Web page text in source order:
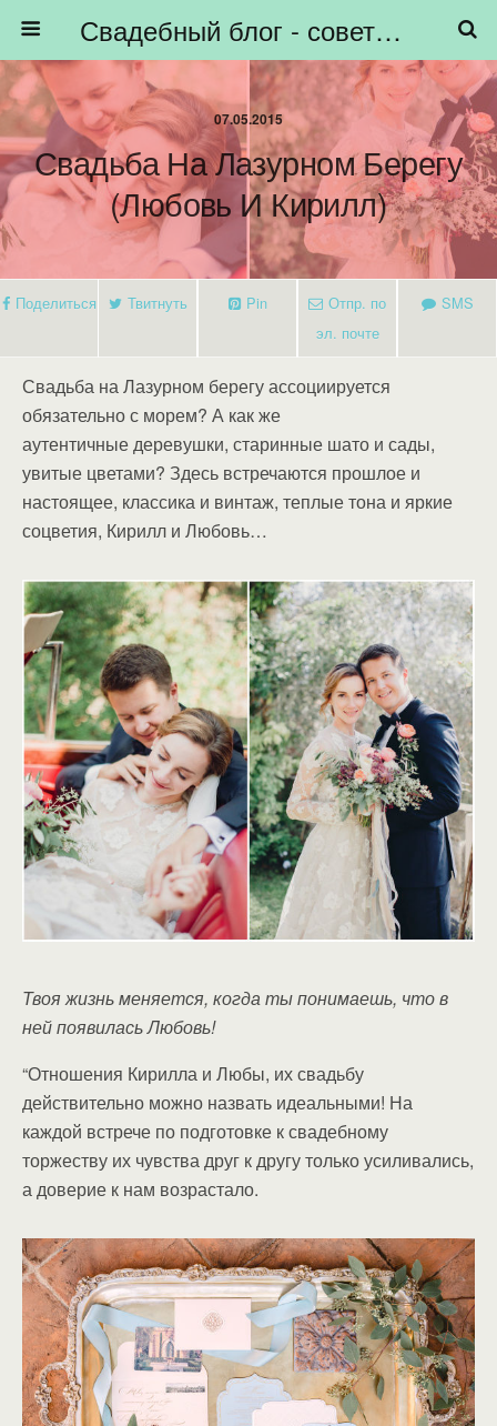
Свадебный блог - советы невестам, подготовка к свадьбе - HiBride
07.05.2015
Свадьба На Лазурном Берегу
(Любовь И Кирилл)
Поделиться Твитнуть Pin
Отпр. по
эл. почте
SMS
Свадьба на Лазурном берегу ассоциируется
обязательно с морем? А как же
аутентичные деревушки, старинные шато и сады,
увитые цветами? Здесь встречаются прошлое и
настоящее, классика и винтаж, теплые тона и яркие
соцветия, Кирилл и Любовь…
Твоя жизнь меняется, когда ты понимаешь, что в
ней появилась Любовь!
“Отношения Кирилла и Любы, их свадьбу
действительно можно назвать идеальными! На
каждой встрече по подготовке к свадебному
торжеству их чувства друг к другу только усиливались,
а доверие к нам возрастало.